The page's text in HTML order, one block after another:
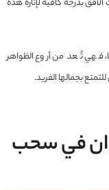
بدرجة كافية لإنارة هذه
فهي تُعد من أروع الظواهر
بجمالها الفريد.
في سحب